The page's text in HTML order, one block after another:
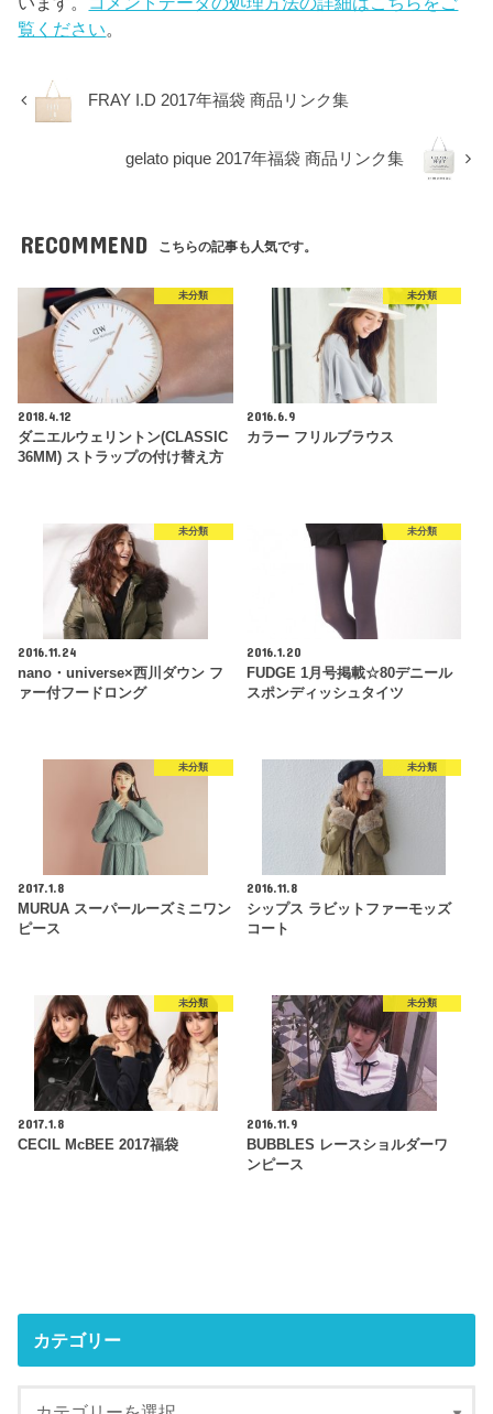
覧ください。
FRAY I.D 2017年福袋 商品リンク集
gelato pique 2017年福袋 商品リンク集
RECOMMEND こちらの記事も人気です。
未分類
2018.4.12
ダニエルウェリントン(CLASSIC
36MM) ストラップの付け替え方
未分類
2016.6.9
カラー フリルブラウス
未分類
2016.11.24
nano・universe×西川ダウン フ
ァー付フードロング
未分類
2016.1.20
FUDGE 1月号掲載☆80デニール
スポンディッシュタイツ
未分類
2017.1.8
MURUA スーパールーズミニワン
ピース
未分類
2016.11.8
シップス ラビットファーモッズ
コート
未分類
2017.1.8
CECIL McBEE 2017福袋
未分類
2016.11.9
BUBBLES レースショルダーワ
ンピース
カテゴリー